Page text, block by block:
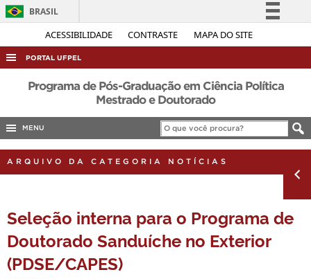
ACESSIBILIDADE CONTRASTE MAPA DO SITE
BRASIL
Simplifique!
Acesso à informação
Legislação
Canais
PORTAL UFPEL
ACESSO À INFORMAÇÃO
COBALTO
CONCURSOS
EDITAIS
OUVIDORIA
PORTARIAS
TELEFONES
Programa de Pós-Graduação em Ciência Política
Mestrado e Doutorado
MENU
ARQUIVO DA CATEGORIA NOTÍCIAS
Seleção interna para o Programa de
Doutorado Sanduíche no Exterior
(PDSE/CAPES)